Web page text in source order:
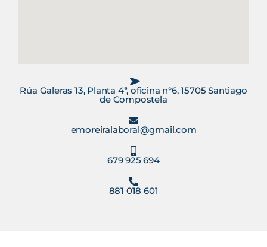
Rúa Galeras 13, Planta 4ª, oficina n°6, 15705 Santiago
de Compostela
emoreiralaboral@gmail.com
679 925 694
881 018 601